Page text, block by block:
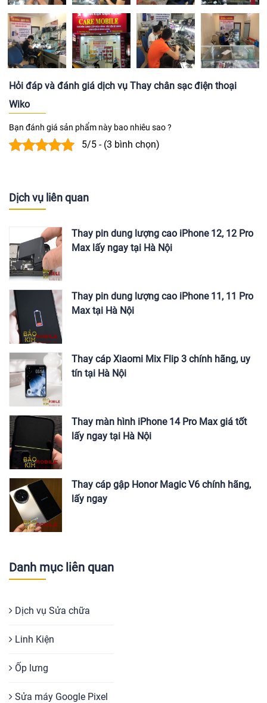
Hỏi đáp và đánh giá dịch vụ Thay chân sạc điện thoại
Wiko
Bạn đánh giá sản phẩm này bao nhiêu sao ?
5/5 - (3 bình chọn)
Dịch vụ liên quan
Thay pin dung lượng cao iPhone 12, 12 Pro
Max lấy ngay tại Hà Nội
Thay pin dung lượng cao iPhone 11, 11 Pro
Max tại Hà Nội
Thay cáp Xiaomi Mix Flip 3 chính hãng, uy
tín tại Hà Nội
Thay màn hình iPhone 14 Pro Max giá tốt
lấy ngay tại Hà Nội
Thay cáp gập Honor Magic V6 chính hãng,
lấy ngay
Danh mục liên quan
Dịch vụ Sửa chữa
Linh Kiện
Ốp lưng
Sửa máy Google Pixel